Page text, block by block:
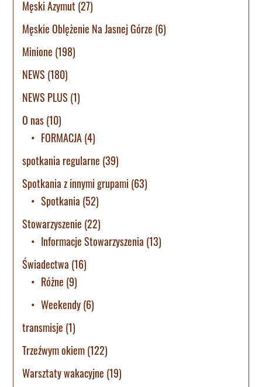
Męski Azymut (27)
Męskie Oblężenie Na Jasnej Górze (6)
Minione (198)
NEWS (180)
NEWS PLUS (1)
O nas(10)
FORMACJA(4)
spotkania regularne (39)
Spotkania z innymi grupami (63)
Spotkania (52)
Stowarzyszenie (22)
Informacje Stowarzyszenia (13)
Świadectwa (16)
Różne (9)
Weekendy(6)
transmisje (1)
Trzeźwym okiem(122)
Warsztaty wakacyjne (19)